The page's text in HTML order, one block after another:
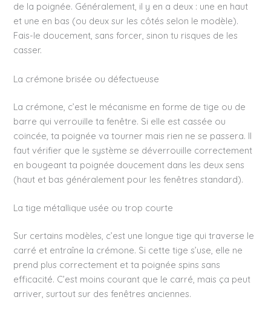
de la poignée. Généralement, il y en a deux : une en haut
et une en bas (ou deux sur les côtés selon le modèle).
Fais-le doucement, sans forcer, sinon tu risques de les
casser.
La crémone brisée ou défectueuse
La crémone, c’est le mécanisme en forme de tige ou de
barre qui verrouille ta fenêtre. Si elle est cassée ou
coincée, ta poignée va tourner mais rien ne se passera. Il
faut vérifier que le système se déverrouille correctement
en bougeant ta poignée doucement dans les deux sens
(haut et bas généralement pour les fenêtres standard).
La tige métallique usée ou trop courte
Sur certains modèles, c’est une longue tige qui traverse le
carré et entraîne la crémone. Si cette tige s’use, elle ne
prend plus correctement et ta poignée spins sans
efficacité. C’est moins courant que le carré, mais ça peut
arriver, surtout sur des fenêtres anciennes.